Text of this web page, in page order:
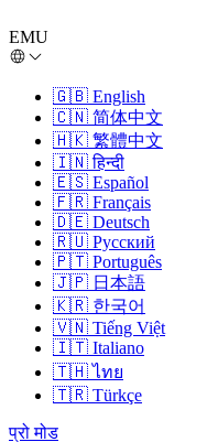
EMU
🇬🇧 English
🇨🇳 简体中文
🇭🇰 繁體中文
🇮🇳 हिन्दी
🇪🇸 Español
🇫🇷 Français
🇩🇪 Deutsch
🇷🇺 Русский
🇵🇹 Português
🇯🇵 日本語
🇰🇷 한국어
🇻🇳 Tiếng Việt
🇮🇹 Italiano
🇹🇭 ไทย
🇹🇷 Türkçe
प्रो मोड